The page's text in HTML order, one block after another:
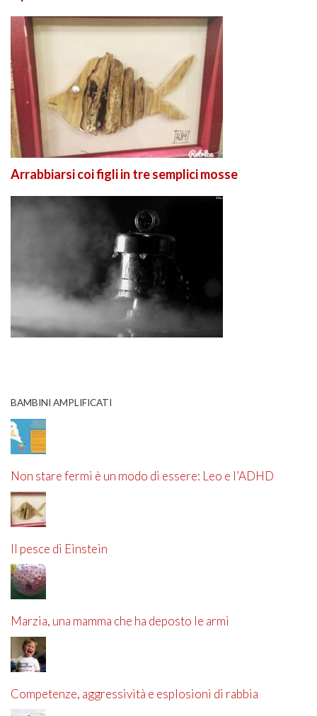
Arrabbiarsi coi figli in tre semplici mosse
BAMBINI AMPLIFICATI
Non stare fermi è un modo di essere: Leo e l’ADHD
Il pesce di Einstein
Marzia, una mamma che ha deposto le armi
Competenze, aggressività e esplosioni di rabbia